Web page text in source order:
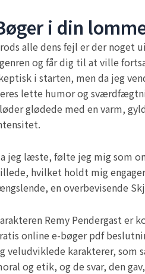
i din
alle dens fejl er der noget
og får dig til at ville
i starten, men da jeg
lette humor og
glødede med en varm,
jeg læste, følte jeg mig som
hvilket holdt mig
en overbevisende
Remy Pendergast er
online e-bøger pdf
veludviklede karakterer, som
og etik, og de svar, den